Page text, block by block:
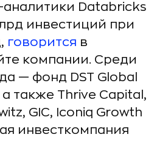
Databricks
инвестиций при
говорится в
компании. Среди
— фонд DST Global
также Thrive Capital,
GIC, Iconiq Growth
инвесткомпания